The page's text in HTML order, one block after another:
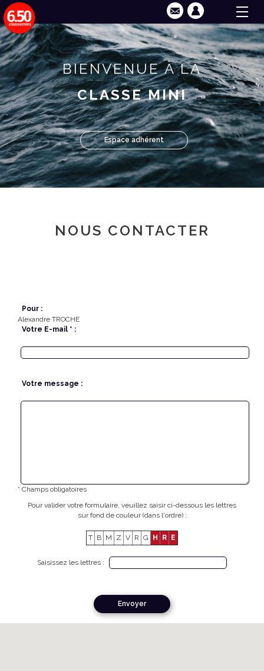
BIENVENUE À LA
CLASSE MINI
Espace adhérent
NOUS CONTACTER
Pour :
Alexandre TROCHE
Votre E-mail * :
Votre message :
* Champs obligatoires
Pour valider votre formulaire, veuillez saisir ci-dessous les lettres
sur fond de couleur (dans l'ordre) :
T B M Z V R G H R E
Saisissez les lettres :